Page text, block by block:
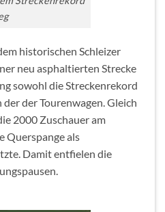
historischen Schleizer
neu asphaltierten Strecke
sowohl die Streckenrekord
der Tourenwagen. Gleich
2000 Zuschauer am
Querspange als
Damit entfielen die